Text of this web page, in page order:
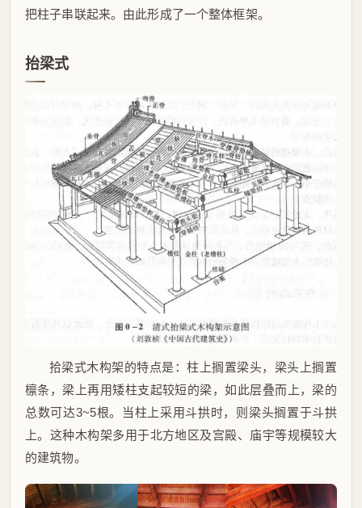
把柱子串联起来。由此形成了一个整体框架。
抬梁式
拾梁式木构架的特点是：柱上搁置梁头，梁头上搁置
檩条，梁上再用矮柱支起较短的梁，如此层叠而上，梁的
总数可达3~5根。当柱上采用斗拱时，则梁头搁置于斗拱
上。这种木构架多用于北方地区及宫殿、庙宇等规模较大
的建筑物。